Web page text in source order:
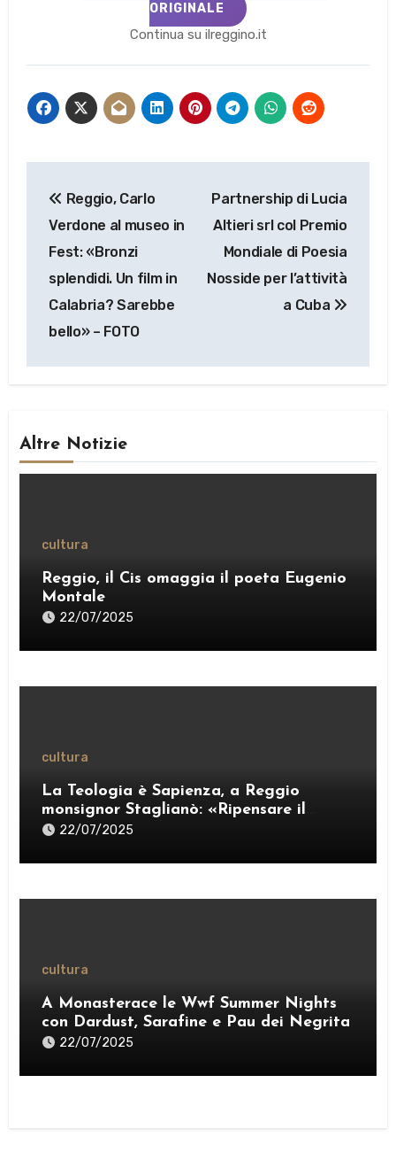
ORIGINALE
Continua su ilreggino.it
articoli
Reggio, Carlo
Verdone al museo in
Fest: «Bronzi
splendidi. Un film in
Calabria? Sarebbe
bello» – FOTO
Partnership di Lucia
Altieri srl col Premio
Mondiale di Poesia
Nosside per l’attività
a Cuba
Altre Notizie
cultura
Reggio, il Cis omaggia il poeta Eugenio
Montale
22/07/2025
cultura
La Teologia è Sapienza, a Reggio
monsignor Staglianò: «Ripensare il
pensiero per esercitare una “ragione
22/07/2025
cultura
A Monasterace le Wwf Summer Nights
con Dardust, Sarafine e Pau dei Negrita
22/07/2025